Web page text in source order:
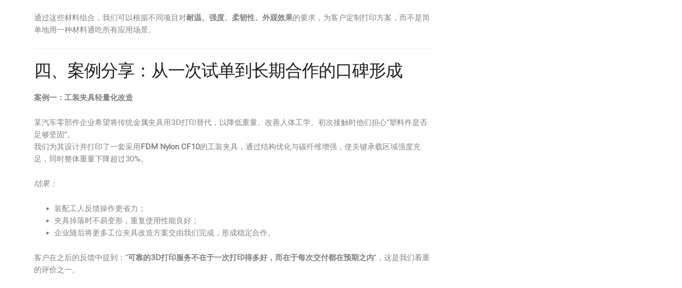
通过这些材料组合，我们可以根据不同项目对耐温、强度、柔韧性、外观效果的要求，为客户定制打印方案，而不是简
单地用一种材料通吃所有应用场景。
四、案例分享：从一次试单到长期合作的口碑形成
案例一：工装夹具轻量化改造
某汽车零部件企业希望将传统金属夹具用3D打印替代，以降低重量、改善人体工学。初次接触时他们担心“塑料件是否
足够坚固”。
我们为其设计并打印了一套采用 FDM Nylon CF10的工装夹具，通过结构优化与碳纤维增强，使关键承载区域强度充
足，同时整体重量下降超过30%。
结果：
装配工人反馈操作更省力；
夹具掉落时不易变形，重复使用性能良好；
企业随后将更多工位夹具改造方案交由我们完成，形成稳定合作。
客户在之后的反馈中提到：“可靠的3D打印服务不在于一次打印得多好，而在于每次交付都在预期之内”，这是我们看重
的评价之一。